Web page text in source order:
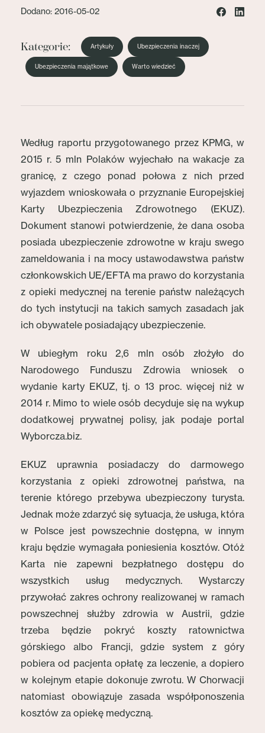
Dodano: 2016-05-02
Kategorie: Artykuły Ubezpieczenia inaczej
Ubezpieczenia majątkowe Warto wiedzieć
Według raportu przygotowanego przez KPMG, w
2015 r. 5 mln Polaków wyjechało na wakacje za
granicę, z czego ponad połowa z nich przed
wyjazdem wnioskowała o przyznanie Europejskiej
Karty Ubezpieczenia Zdrowotnego (EKUZ).
Dokument stanowi potwierdzenie, że dana osoba
posiada ubezpieczenie zdrowotne w kraju swego
zameldowania i na mocy ustawodawstwa państw
członkowskich UE/EFTA ma prawo do korzystania
z opieki medycznej na terenie państw należących
do tych instytucji na takich samych zasadach jak
ich obywatele posiadający ubezpieczenie.
W ubiegłym roku 2,6 mln osób złożyło do
Narodowego Funduszu Zdrowia wniosek o
wydanie karty EKUZ, tj. o 13 proc. więcej niż w
2014 r. Mimo to wiele osób decyduje się na wykup
dodatkowej prywatnej polisy, jak podaje portal
Wyborcza.biz.
EKUZ uprawnia posiadaczy do darmowego
korzystania z opieki zdrowotnej państwa, na
terenie którego przebywa ubezpieczony turysta.
Jednak może zdarzyć się sytuacja, że usługa, która
w Polsce jest powszechnie dostępna, w innym
kraju będzie wymagała poniesienia kosztów. Otóż
Karta nie zapewni bezpłatnego dostępu do
wszystkich usług medycznych. Wystarczy
przywołać zakres ochrony realizowanej w ramach
powszechnej służby zdrowia w Austrii, gdzie
trzeba będzie pokryć koszty ratownictwa
górskiego albo Francji, gdzie system z góry
pobiera od pacjenta opłatę za leczenie, a dopiero
w kolejnym etapie dokonuje zwrotu. W Chorwacji
natomiast obowiązuje zasada współponoszenia
kosztów za opiekę medyczną.